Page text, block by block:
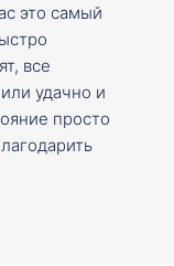
это самый
все
удачно и
просто